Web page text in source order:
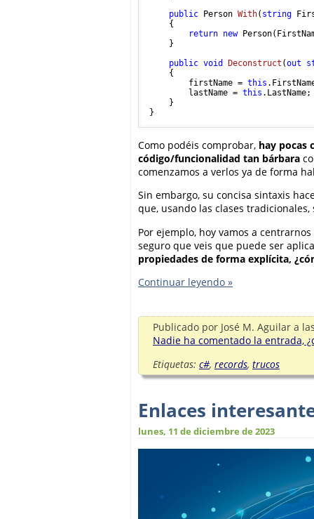
public Person With( string
    {
return new
    }
public void Deconstruct (out
    {
        firstName =
this
        lastName =
this .LastName;
    }
Como podéis comprobar, hay pocas
código/funcionalidad tan bárbara
comenzamos a verlos ya de forma
Sin embargo, su concisa sintaxis
que, usando las clases
Por ejemplo, hoy vamos a
seguro que veis que puede ser
propiedades de forma explícita,
Continuar leyendo »
Publicado por José M. Aguilar a
Nadie ha comentado la entrada,
Etiquetas: c#, records, trucos
Enlaces
lunes, 11 de diciembre de 2023